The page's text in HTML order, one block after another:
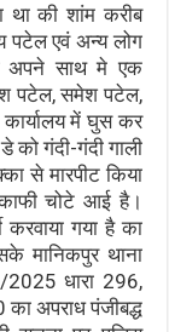
की शांम करीब
एवं अन्य लोग
अपने साथ मे एक
पटेल, समेश पटेल,
में घुस कर
को गंदी-गंदी गाली
से मारपीट किया
चोटे आई है।
गया है का
मानिकपुर थाना
2025 धारा 296,
अपराध पंजीबद्ध